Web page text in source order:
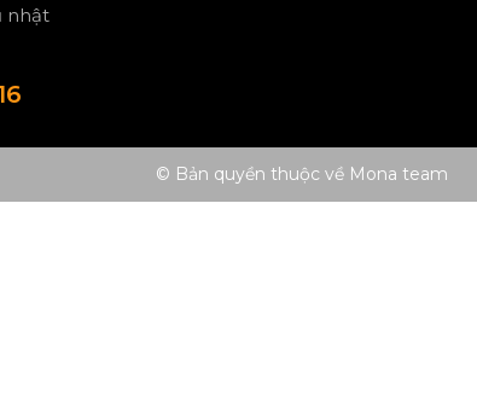
nhật
© Bản quyền thuộc về Mona team